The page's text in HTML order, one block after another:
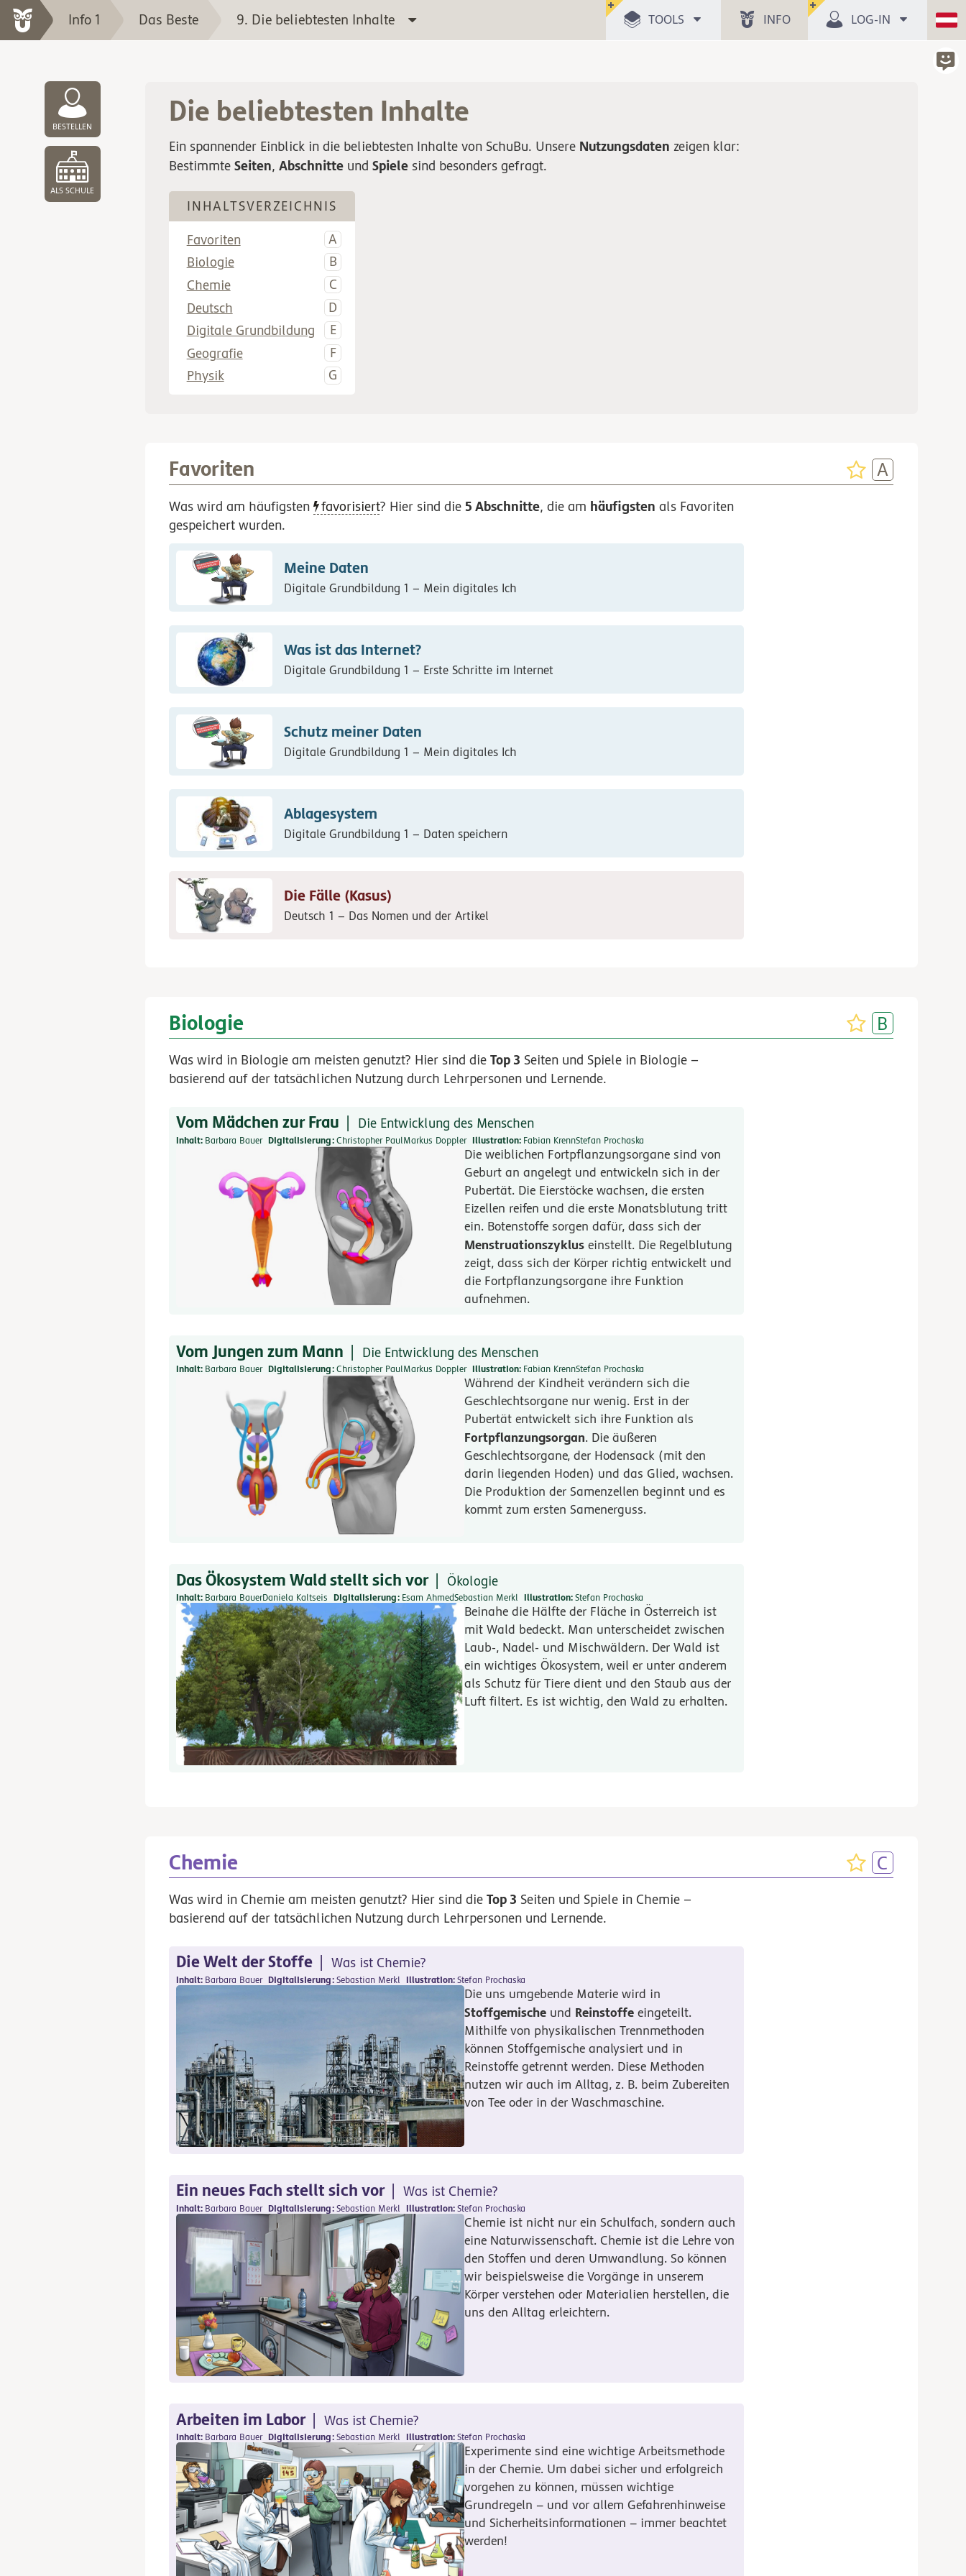
Die beliebtesten Inhalte
Ein spannender Einblick in die beliebtesten Inhalte von SchuBu. Unsere Nutzungsdaten zeigen klar:
BestimmteSeiten,Abschnitte undSpiele sind besonders gefragt.
INHALTSVERZEICHNIS
Favoriten
Biologie
Chemie
Deutsch
Digitale Grundbildung
Geografie
Physik
Favoriten
Was wird am häufigsten favorisiert? Hier sind die 5 Abschnitte, die am häufigsten als Favoriten
gespeichert wurden.
Meine Daten
Digitale Grundbildung 1 – Mein digitales Ich
Was ist das Internet?
Digitale Grundbildung 1 – Erste Schritte im Internet
Schutz meiner Daten
Digitale Grundbildung 1 – Mein digitales Ich
Ablagesystem
Digitale Grundbildung 1 – Daten speichern
Die Fälle (Kasus)
Deutsch 1 – Das Nomen und der Artikel
Biologie
Was wird in Biologie am meisten genutzt? Hier sind dieTop 3 Seiten und Spiele in Biologie –
basierend auf der tatsächlichen Nutzung durch Lehrpersonen und Lernende.
Vom Mädchen zur Frau Die Entwicklung des Menschen
Inhalt Barbara Bauer Digitalisierung Christopher PaulMarkus Doppler Illustration Fabian KrennStefan Prochaska
Die weiblichen Fortpflanzungsorgane sind von
Geburt an angelegt und entwickeln sich in der
Pubertät. Die Eierstöcke wachsen, die ersten
Eizellen reifen und die erste Monatsblutung tritt
ein. Botenstoffe sorgen dafür, dass sich der
Menstruationszyklus einstellt. Die Regelblutung
zeigt, dass sich der Körper richtig entwickelt und
die Fortpflanzungsorgane ihre Funktion
aufnehmen.
Vom Jungen zum Mann Die Entwicklung des Menschen
Inhalt Barbara Bauer Digitalisierung Christopher PaulMarkus Doppler Illustration Fabian KrennStefan Prochaska
Während der Kindheit verändern sich die
Geschlechtsorgane nur wenig. Erst in der
Pubertät entwickelt sich ihre Funktion als
Fortpflanzungsorgan. Die äußeren
Geschlechtsorgane, der Hodensack (mit den
darin liegenden Hoden) und das Glied, wachsen.
Die Produktion der Samenzellen beginnt und es
kommt zum ersten Samenerguss.
Das Ökosystem Wald stellt sich vor Ökologie
Inhalt Barbara BauerDaniela Kaltseis Digitalisierung Esam AhmedSebastian Merkl Illustration Stefan Prochaska
Beinahe die Hälfte der Fläche in Österreich ist
mit Wald bedeckt. Man unterscheidet zwischen
Laub-, Nadel- und Mischwäldern. Der Wald ist
ein wichtiges Ökosystem, weil er unter anderem
als Schutz für Tiere dient und den Staub aus der
Luft filtert. Es ist wichtig, den Wald zu erhalten.
Chemie
Was wird in Chemie am meisten genutzt? Hier sind dieTop 3 Seiten und Spiele in Chemie –
basierend auf der tatsächlichen Nutzung durch Lehrpersonen und Lernende.
Die Welt der Stoffe Was ist Chemie?
Inhalt Barbara Bauer Digitalisierung Sebastian Merkl Illustration Stefan Prochaska
Die uns umgebende Materie wird in
Stoffgemische und Reinstoffe eingeteilt.
Mithilfe von physikalischen Trennmethoden
können Stoffgemische analysiert und in
Reinstoffe getrennt werden. Diese Methoden
nutzen wir auch im Alltag, z. B. beim Zubereiten
von Tee oder in der Waschmaschine.
Ein neues Fach stellt sich vor Was ist Chemie?
Inhalt Barbara Bauer Digitalisierung Sebastian Merkl Illustration Stefan Prochaska
Chemie ist nicht nur ein Schulfach, sondern auch
eine Naturwissenschaft. Chemie ist die Lehre von
den Stoffen und deren Umwandlung. So können
wir beispielsweise die Vorgänge in unserem
Körper verstehen oder Materialien herstellen, die
uns den Alltag erleichtern.
Arbeiten im Labor Was ist Chemie?
Inhalt Barbara Bauer Digitalisierung Sebastian Merkl Illustration Stefan Prochaska
Experimente sind eine wichtige Arbeitsmethode
in der Chemie. Um dabei sicher und erfolgreich
vorgehen zu können, müssen wichtige
Grundregeln – und vor allem Gefahrenhinweise
und Sicherheitsinformationen – immer beachtet
werden!
BESTELLEN
ALS SCHULE
Info 1 Das Beste 9. Die beliebtesten Inhalte TOOLS INFO LOG-IN